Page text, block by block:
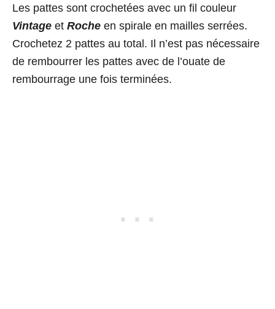
Les pattes sont crochetées avec un fil couleur
Vintage et Roche en spirale en mailles serrées.
Crochetez 2 pattes au total. Il n’est pas nécessaire
de rembourrer les pattes avec de l’ouate de
rembourrage une fois terminées.